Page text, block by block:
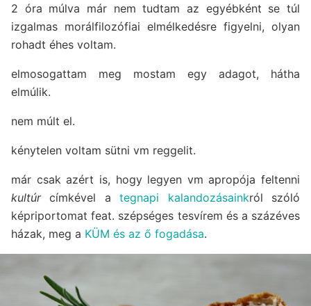
2 óra múlva már nem tudtam az egyébként se túl
izgalmas morálfilozófiai elmélkedésre figyelni, olyan
rohadt éhes voltam.
elmosogattam meg mostam egy adagot, hátha
elmúlik.
nem múlt el.
kénytelen voltam sütni vm reggelit.
már csak azért is, hogy legyen vm apropója feltenni
kultúrcímkével ategnapi kalandozásainkról szóló
képriportomat feat. szépséges tesvírem és a százéves
házak, meg a KÜM és az ő fogadása.